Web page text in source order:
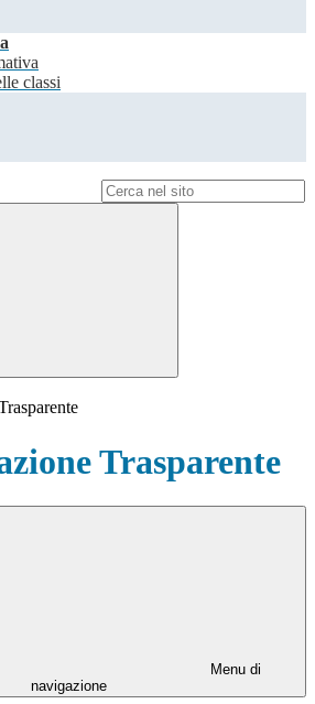
classi
Trasparente
Menu di
navigazione